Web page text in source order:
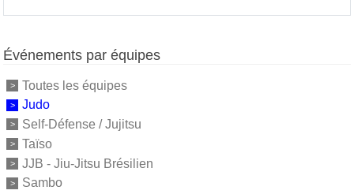
Événements par équipes
Toutes les équipes
Judo
Self-Défense / Jujitsu
Taïso
JJB - Jiu-Jitsu Brésilien
Sambo